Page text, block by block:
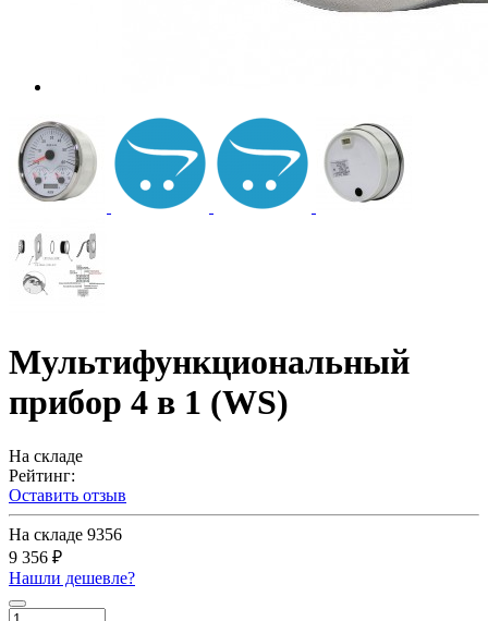
Мультифункциональный
прибор 4 в 1 (WS)
На складе
Рейтинг:
Оставить отзыв
На складе 9356
9 356 ₽
Нашли дешевле?